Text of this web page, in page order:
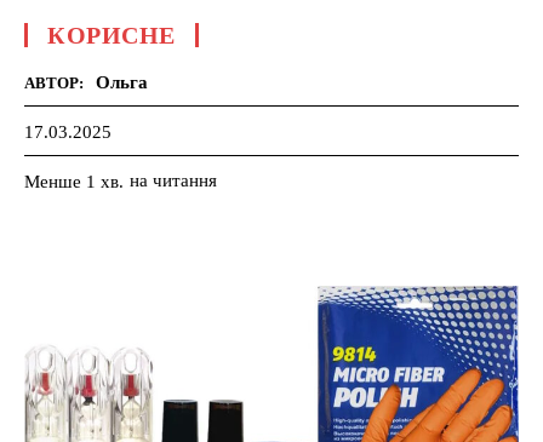
КОРИСНЕ
АВТОР: Ольга
17.03.2025
Менше 1 хв. на читання